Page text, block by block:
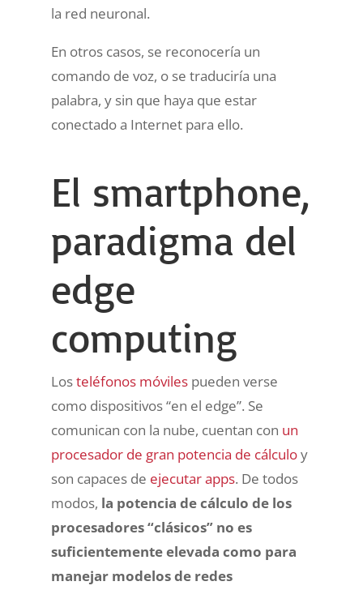
la red neuronal.
En otros casos, se reconocería un
comando de voz, o se traduciría una
palabra, y sin que haya que estar
conectado a Internet para ello.
El smartphone,
paradigma del
edge
computing
Losteléfonos móvilespueden verse
como dispositivos “en el edge”. Se
comunican con la nube, cuentan con un
procesador de gran potencia de cálculoy
son capaces de ejecutar apps. De todos
modos, la potencia de cálculo de los
procesadores “clásicos” no es
suficientemente elevada como para
manejar modelos de redes